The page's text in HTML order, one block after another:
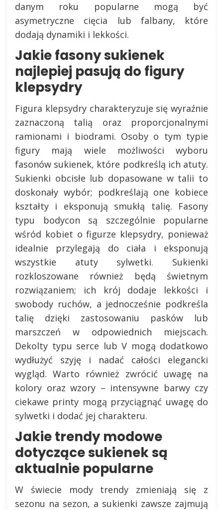
danym roku popularne mogą być
asymetryczne cięcia lub falbany, które
dodają dynamiki i lekkości.
Jakie fasony sukienek
najlepiej pasują do figury
klepsydry
Figura klepsydry charakteryzuje się wyraźnie
zaznaczoną talią oraz proporcjonalnymi
ramionami i biodrami. Osoby o tym typie
figury mają wiele możliwości wyboru
fasonów sukienek, które podkreślą ich atuty.
Sukienki obcisłe lub dopasowane w talii to
doskonały wybór; podkreślają one kobiece
kształty i eksponują smukłą talię. Fasony
typu bodycon są szczególnie popularne
wśród kobiet o figurze klepsydry, ponieważ
idealnie przylegają do ciała i eksponują
wszystkie atuty sylwetki. Sukienki
rozkloszowane również będą świetnym
rozwiązaniem; ich krój dodaje lekkości i
swobody ruchów, a jednocześnie podkreśla
talię dzięki zastosowaniu pasków lub
marszczeń w odpowiednich miejscach.
Dekolty typu serce lub V mogą dodatkowo
wydłużyć szyję i nadać całości elegancki
wygląd. Warto również zwrócić uwagę na
kolory oraz wzory – intensywne barwy czy
ciekawe printy mogą przyciągnąć uwagę do
sylwetki i dodać jej charakteru.
Jakie trendy modowe
dotyczące sukienek są
aktualnie popularne
W świecie mody trendy zmieniają się z
sezonu na sezon, a sukienki zawsze zajmują